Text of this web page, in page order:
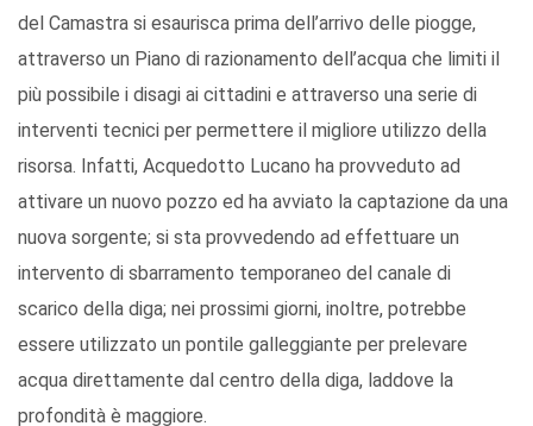
del Camastra si esaurisca prima dell’arrivo delle piogge,
attraverso un Piano di razionamento dell’acqua che limiti il
più possibile i disagi ai cittadini e attraverso una serie di
interventi tecnici per permettere il migliore utilizzo della
risorsa. Infatti, Acquedotto Lucano ha provveduto ad
attivare un nuovo pozzo ed ha avviato la captazione da una
nuova sorgente; si sta provvedendo ad effettuare un
intervento di sbarramento temporaneo del canale di
scarico della diga; nei prossimi giorni, inoltre, potrebbe
essere utilizzato un pontile galleggiante per prelevare
acqua direttamente dal centro della diga, laddove la
profondità è maggiore.